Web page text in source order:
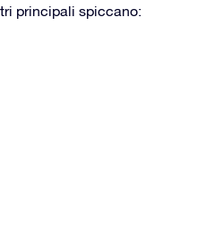
principali spiccano: